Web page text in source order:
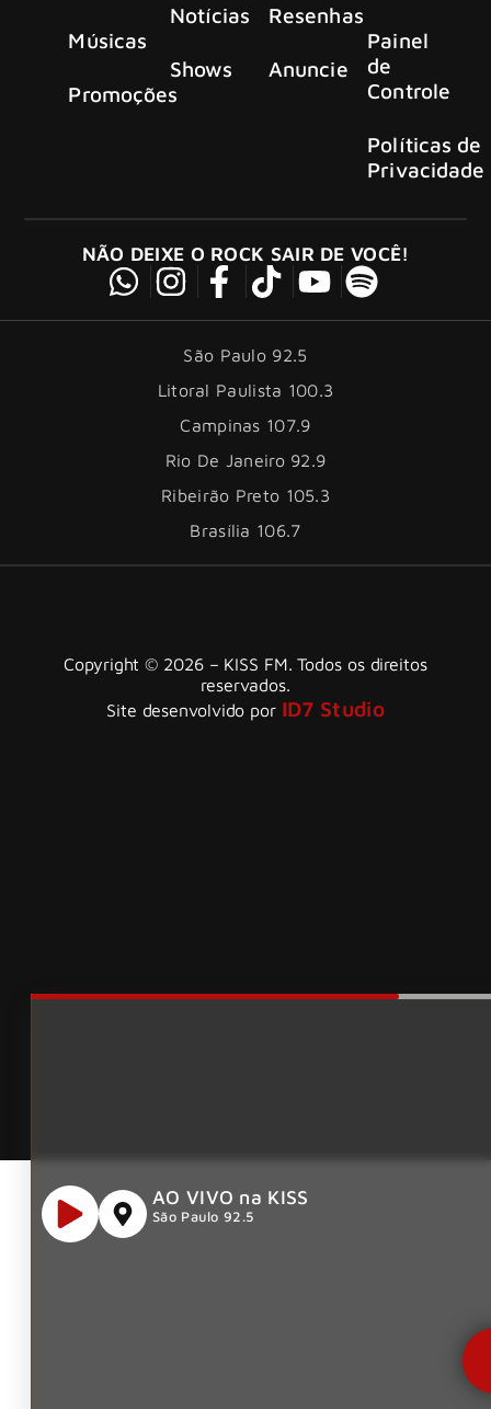
Músicas
Promoções
Notícias
Shows
Resenhas
Anuncie
Painel
de
Controle
Políticas de
Privacidade
NÃO DEIXE O ROCK SAIR DE VOCÊ!
São Paulo 92.5
Litoral Paulista 100.3
Campinas 107.9
Rio De Janeiro 92.9
Ribeirão Preto 105.3
Brasília 106.7
Copyright © 2026 – KISS FM. Todos os direitos
reservados.
Site desenvolvido por ID7 Studio
AO VIVO na KISS
São Paulo 92.5